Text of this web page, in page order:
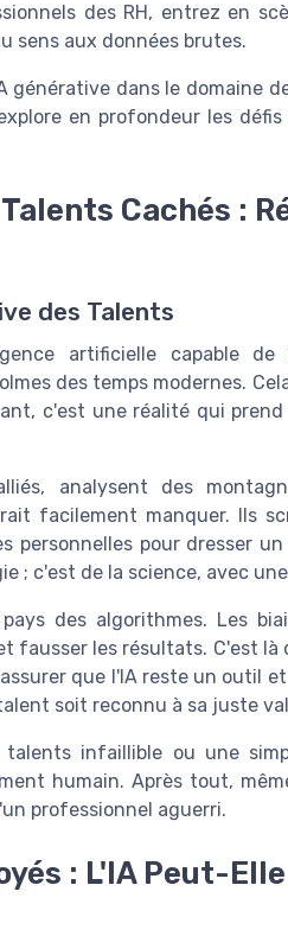
des RH, entrez en
sens aux données brutes.
générative dans le domaine
en profondeur les
Cachés :
des Talents
artificielle capable
des temps modernes.
c'est une réalité qui
analysent des
facilement manquer. Ils
personnelles pour dresser
; c'est de la science, avec
des algorithmes. Les
fausser les résultats. C'est
que l'IA reste un outil
soit reconnu à sa juste
infaillible ou une
humain. Après tout,
professionnel aguerri.
: L'IA Peut-